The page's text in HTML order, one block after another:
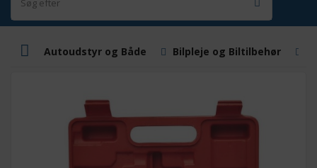
Autoudstyr og Både Bilpleje og Biltilbehør